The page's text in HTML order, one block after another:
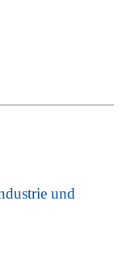
und